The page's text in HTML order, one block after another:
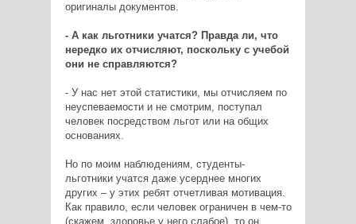
оригиналы документов.
- А как льготники учатся? Правда ли, что
нередко их отчисляют, поскольку с учебой
они не справляются?
- У нас нет этой статистики, мы отчисляем по
неуспеваемости и не смотрим, поступал
человек посредством льгот или на общих
основаниях.
Но по моим наблюдениям, студенты-
льготники учатся даже усерднее многих
других – у этих ребят отчетливая мотивация.
Как правило, если человек ограничен в чем-то
(скажем, здоровье у него слабое), то он